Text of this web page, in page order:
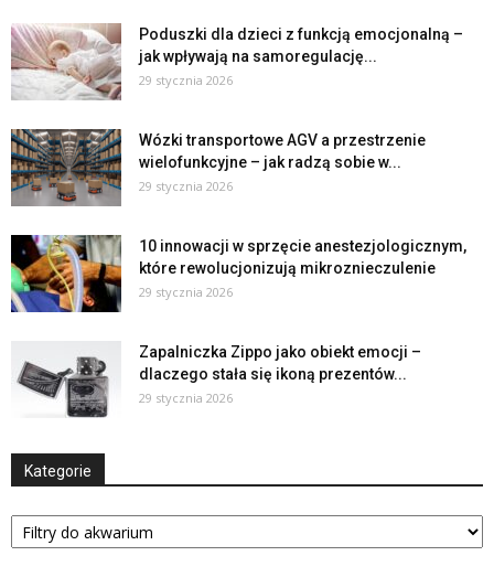
Poduszki dla dzieci z funkcją emocjonalną –
jak wpływają na samoregulację...
29 stycznia 2026
Wózki transportowe AGV a przestrzenie
wielofunkcyjne – jak radzą sobie w...
29 stycznia 2026
10 innowacji w sprzęcie anestezjologicznym,
które rewolucjonizują mikroznieczulenie
29 stycznia 2026
Zapalniczka Zippo jako obiekt emocji –
dlaczego stała się ikoną prezentów...
29 stycznia 2026
Kategorie
Kategorie